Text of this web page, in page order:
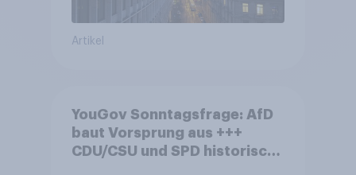
Artikel
YouGov Sonntagsfrage: AfD
baut Vorsprung aus +++
CDU/CSU und SPD historisch